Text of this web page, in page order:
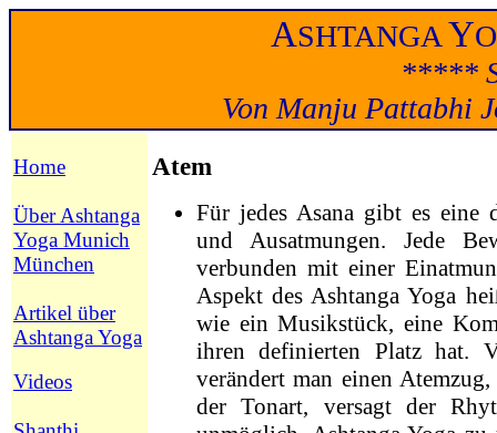
ASHTANGA Y
*****
Von Manju Pattabhi
Home
Über Ashtanga
Yoga Munich
München
Artikel über
Ashtanga Yoga
Videos
Atem
Für jedes Asana gibt es
und Ausatmungen. Jede
verbunden mit einer
Aspekt des Ashtanga Yoga
wie ein Musikstück, eine
ihren definierten Platz hat.
verändert man einen
der Tonart, versagt der